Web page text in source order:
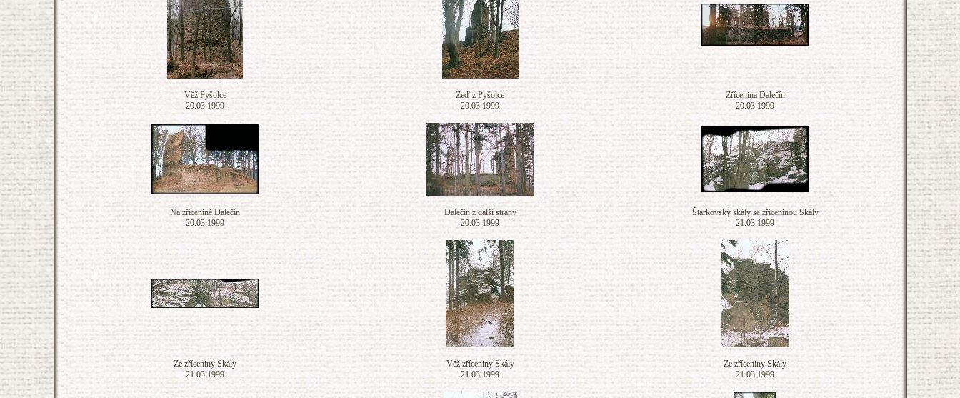
Věž Pyšolce
20.03.1999
Zeď z Pyšolce
20.03.1999
Zřícenina Dalečín
20.03.1999
Na zřícenině Dalečín
20.03.1999
Dalečín z další strany
20.03.1999
Štarkovský skály se zříceninou Skály
21.03.1999
Ze zříceniny Skály
21.03.1999
Věž zříceniny Skály
21.03.1999
Ze zříceniny Skály
21.03.1999